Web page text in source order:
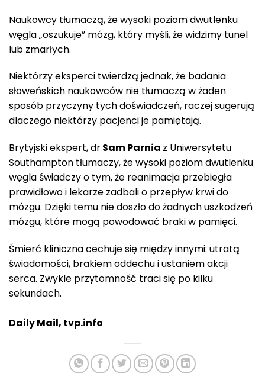
Naukowcy tłumaczą, że wysoki poziom dwutlenku
węgla „oszukuje” mózg, który myśli, że widzimy tunel
lub zmarłych.
Niektórzy eksperci twierdzą jednak, że badania
słoweńskich naukowców nie tłumaczą w żaden
sposób przyczyny tych doświadczeń, raczej sugerują
dlaczego niektórzy pacjenci je pamiętają.
Brytyjski ekspert, drSam Parnia z Uniwersytetu
Southampton tłumaczy, że wysoki poziom dwutlenku
węgla świadczy o tym, że reanimacja przebiegła
prawidłowo i lekarze zadbali o przepływ krwi do
mózgu. Dzięki temu nie doszło do żadnych uszkodzeń
mózgu, które mogą powodować braki w pamięci.
Śmierć kliniczna cechuje się między innymi: utratą
świadomości, brakiem oddechu i ustaniem akcji
serca. Zwykle przytomność traci się po kilku
sekundach.
Daily Mail, tvp.info